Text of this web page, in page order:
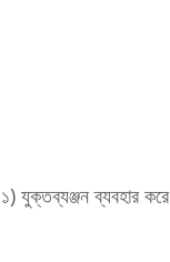
১) যুক্তব্যঞ্জন ব্যবহার